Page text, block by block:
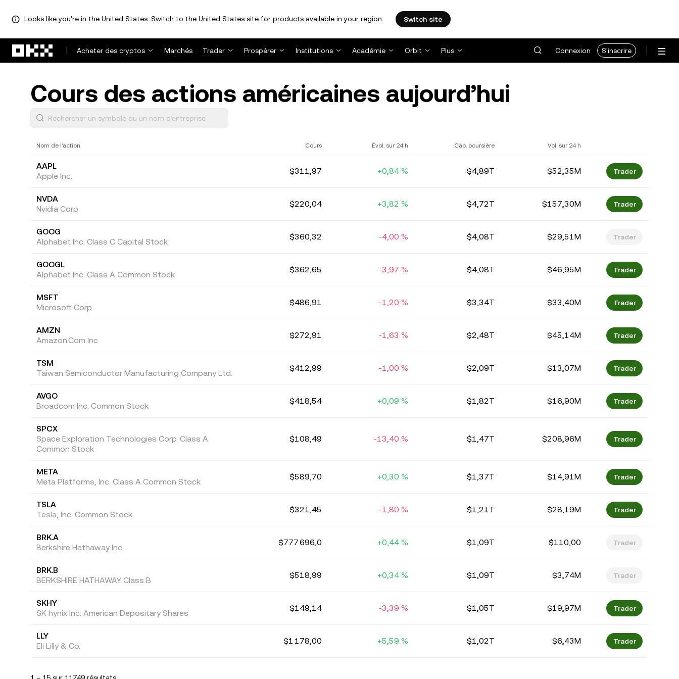
Looks like you're in the United States. Switch to the United States site for products available in your region. Switch site
Acheter des cryptos
Marchés Trader Prospérer Institutions Académie Orbit Plus Connexion S'inscrire
Cours des actions américaines aujourd’hui
Nom de l'action Cours Évol. sur 24 h Cap. boursière Vol. sur 24 h
AAPL
Apple Inc.
$311,97 +0,84 % $4,89T $52,35M Trader
NVDA
Nvidia Corp
$220,04 +3,82 % $4,72T $157,30M Trader
GOOG
Alphabet Inc. Class C Capital Stock
$360,32 -4,00 % $4,08T $29,51M Trader
GOOGL
Alphabet Inc. Class A Common Stock
$362,65 -3,97 % $4,08T $46,95M Trader
MSFT
Microsoft Corp
$486,91 -1,20 % $3,34T $33,40M Trader
AMZN
Amazon.Com Inc
$272,91 -1,63 % $2,48T $45,14M Trader
TSM
Taiwan Semiconductor Manufacturing Company Ltd.
$412,99 -1,00 % $2,09T $13,07M Trader
AVGO
Broadcom Inc. Common Stock
$418,54 +0,09 % $1,82T $16,90M Trader
SPCX
Space Exploration Technologies Corp. Class A
Common Stock
$108,49 -13,40 % $1,47T $208,96M Trader
META
Meta Platforms, Inc. Class A Common Stock
$589,70 +0,30 % $1,37T $14,91M Trader
TSLA
Tesla, Inc. Common Stock
$321,45 -1,80 % $1,21T $28,19M Trader
BRK.A
Berkshire Hathaway Inc.
$777 696,0 +0,44 % $1,09T $110,00 Trader
BRK.B
BERKSHIRE HATHAWAY Class B
$518,99 +0,34 % $1,09T $3,74M Trader
SKHY
SK hynix Inc. American Depositary Shares
$149,14 -3,39 % $1,05T $19,97M Trader
LLY
Eli Lilly & Co.
$1 178,00 +5,59 % $1,02T $6,43M Trader